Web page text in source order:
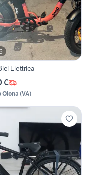
6
Elettrica
€
Olona (VA)